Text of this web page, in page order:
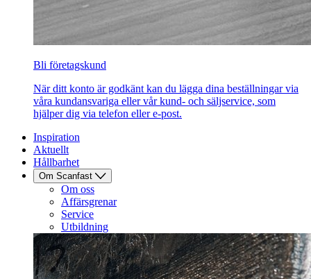
Bli företagskund
När ditt konto är godkänt kan du lägga dina beställningar via
våra kundansvariga eller vår kund- och säljservice, som
hjälper dig via telefon eller e-post.
Inspiration
Aktuellt
Hållbarhet
Om Scanfast
Om oss
Affärsgrenar
Service
Utbildning